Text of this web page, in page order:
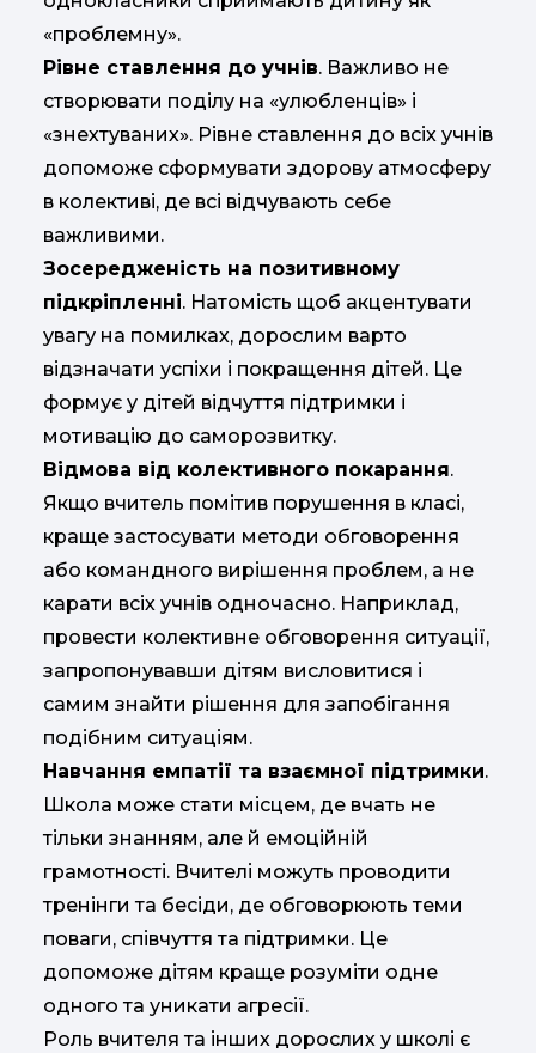
«проблемну».
Рівне ставлення до учнів. Важливо не
створювати поділу на «улюбленців» і
«знехтуваних». Рівне ставлення до всіх учнів
допоможе сформувати здорову атмосферу
в колективі, де всі відчувають себе
важливими.
Зосередженість на позитивному
підкріпленні. Натомість щоб акцентувати
увагу на помилках, дорослим варто
відзначати успіхи і покращення дітей. Це
формує у дітей відчуття підтримки і
мотивацію до саморозвитку.
Відмова від колективного покарання.
Якщо вчитель помітив порушення в класі,
краще застосувати методи обговорення
або командного вирішення проблем, а не
карати всіх учнів одночасно. Наприклад,
провести колективне обговорення ситуації,
запропонувавши дітям висловитися і
самим знайти рішення для запобігання
подібним ситуаціям.
Навчання емпатії та взаємної підтримки.
Школа може стати місцем, де вчать не
тільки знанням, але й емоційній
грамотності. Вчителі можуть проводити
тренінги та бесіди, де обговорюють теми
поваги, співчуття та підтримки. Це
допоможе дітям краще розуміти одне
одного та уникати агресії.
Роль вчителя та інших дорослих у школі є